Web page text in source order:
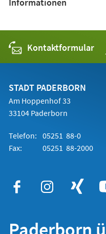
Kontaktformular
STADT PADERBORN
Am Hoppenhof 33
33104 Paderborn
Telefon: 05251 88-0
Fax:
05251 88-2000